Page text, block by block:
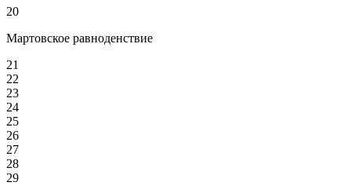
20
Мартовское равноденствие
21
22
23
24
25
26
27
28
29